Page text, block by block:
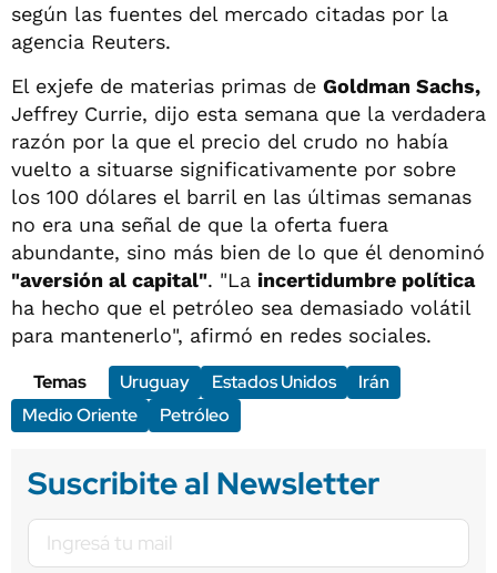
según las fuentes del mercado citadas por la
agencia Reuters.
El exjefe de materias primas de Goldman Sachs,
Jeffrey Currie, dijo esta semana que la verdadera
razón por la que el precio del crudo no había
vuelto a situarse significativamente por sobre
los 100 dólares el barril en las últimas semanas
no era una señal de ‌que la oferta fuera
abundante, sino más bien de lo que él denominó
"aversión al capital". "La incertidumbre política
ha hecho que el petróleo sea demasiado volátil
para mantenerlo", afirmó en redes sociales.
Temas
Uruguay Estados Unidos
Irán
Medio Oriente
Petróleo
Suscribite al Newsletter